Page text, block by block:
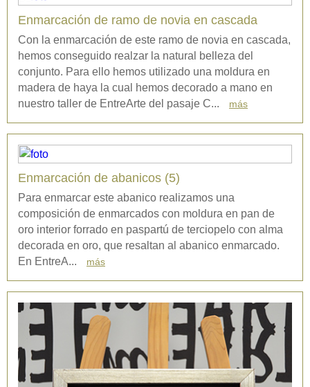
Enmarcación de ramo de novia en cascada
Con la enmarcación de este ramo de novia en cascada,
hemos conseguido realzar la natural belleza del
conjunto. Para ello hemos utilizado una moldura en
madera de haya la cual hemos decorado a mano en
nuestro taller de EntreArte del pasaje C...
más
Enmarcación de abanicos (5)
Para enmarcar este abanico realizamos una
composición de enmarcados con moldura en pan de
oro interior forrado en paspartú de terciopelo con alma
decorada en oro, que resaltan al abanico enmarcado.
En EntreA...
más